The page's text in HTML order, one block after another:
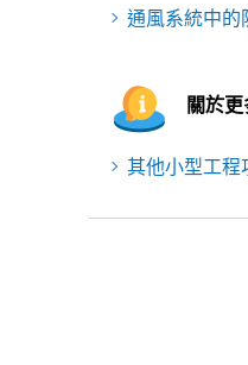
通風系統中的
關於
其他小型工程